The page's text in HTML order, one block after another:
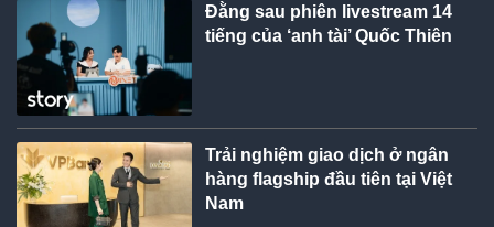
Đằng sau phiên livestream 14
tiếng của ‘anh tài’ Quốc Thiên
Trải nghiệm giao dịch ở ngân
hàng flagship đầu tiên tại Việt
Nam